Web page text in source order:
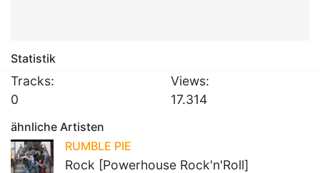
Statistik
Tracks:
0
Views:
17.314
ähnliche Artisten
RUMBLE PIE
Rock [Powerhouse Rock'n'Roll]